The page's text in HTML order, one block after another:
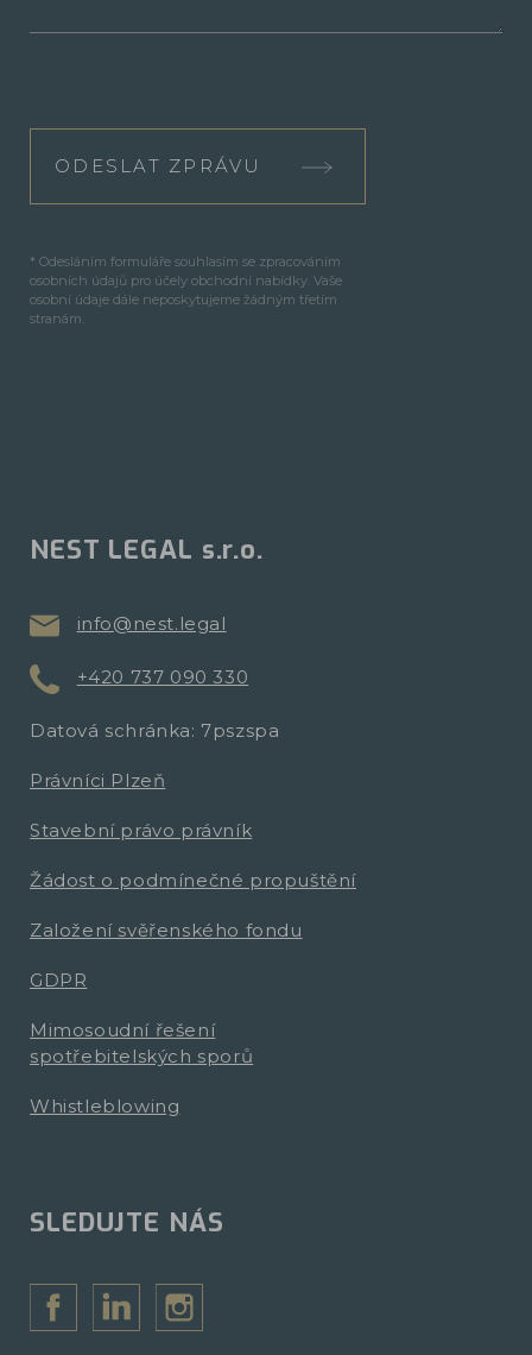
ODESLAT ZPRÁVU
* Odesláním formuláře souhlasím se zpracováním
osobních údajů pro účely obchodní nabídky. Vaše
osobní údaje dále neposkytujeme žádným třetím
stranám.
NEST LEGAL s.r.o.
info@nest.legal
+420 737 090 330
Datová schránka: 7pszspa
Právníci Plzeň
Stavební právo právník
Žádost o podmínečné propuštění
Založení svěřenského fondu
GDPR
Mimosoudní řešení
spotřebitelských sporů
Whistleblowing
SLEDUJTE NÁS